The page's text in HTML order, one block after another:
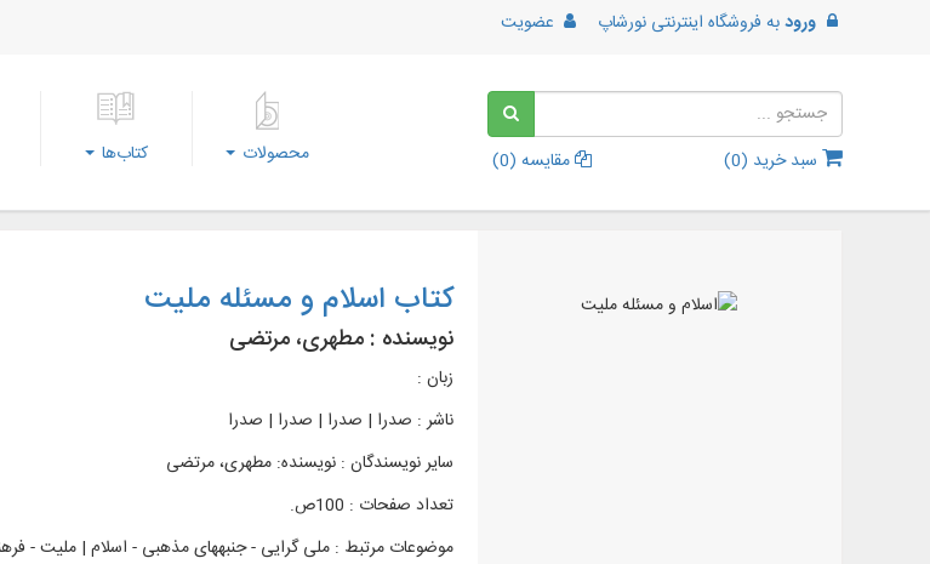
ورودبه فروشگاه اینترنتی نورشاپ عضویت
سبد خرید (0
) مقایسه (0
) محصولات کتاب‌ها
کتاب اسلام و مسئله ملیت
نویسنده : مطهری، مرتضی
زبان :
ناشر : صدرا | صدرا | صدرا | صدرا
سایر نویسندگان : نویسنده: مطهری، مرتضی
تعداد صفحات : 100ص.
موضوعات مرتبط : ملی گرایی - جنبه‎های مذهبی - اسلام | ملیت - فرهنگ اسلامی - تأثیر ایران